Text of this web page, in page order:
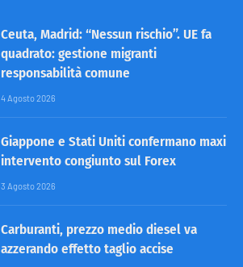
Ceuta, Madrid: “Nessun rischio”. UE fa
quadrato: gestione migranti
responsabilità comune
4 Agosto 2026
Giappone e Stati Uniti confermano maxi
intervento congiunto sul Forex
3 Agosto 2026
Carburanti, prezzo medio diesel va
azzerando effetto taglio accise